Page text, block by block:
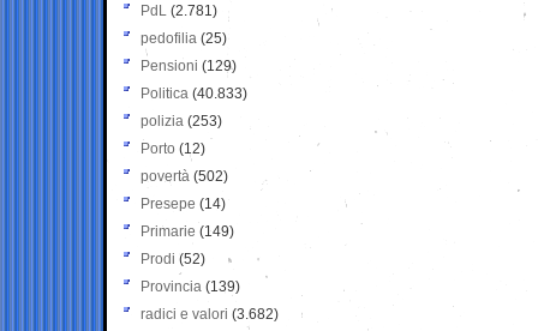
PdL (2.781)
pedofilia (25)
Pensioni (129)
Politica (40.833)
polizia (253)
Porto (12)
povertà (502)
Presepe (14)
Primarie (149)
Prodi (52)
Provincia (139)
radici e valori (3.682)